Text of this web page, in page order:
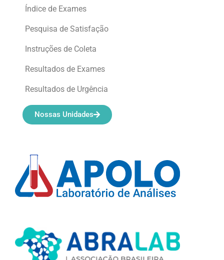
Índice de Exames
Pesquisa de Satisfação
Instruções de Coleta
Resultados de Exames
Resultados de Urgência
Nossas Unidades